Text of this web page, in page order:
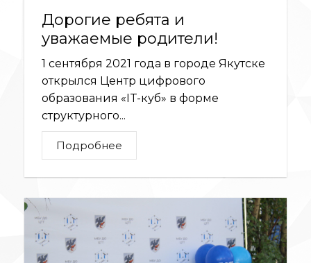
Дорогие ребята и
уважаемые родители!
1 сентября 2021 года в городе Якутске
открылся Центр цифрового
образования «IT-куб» в форме
структурного...
Подробнее